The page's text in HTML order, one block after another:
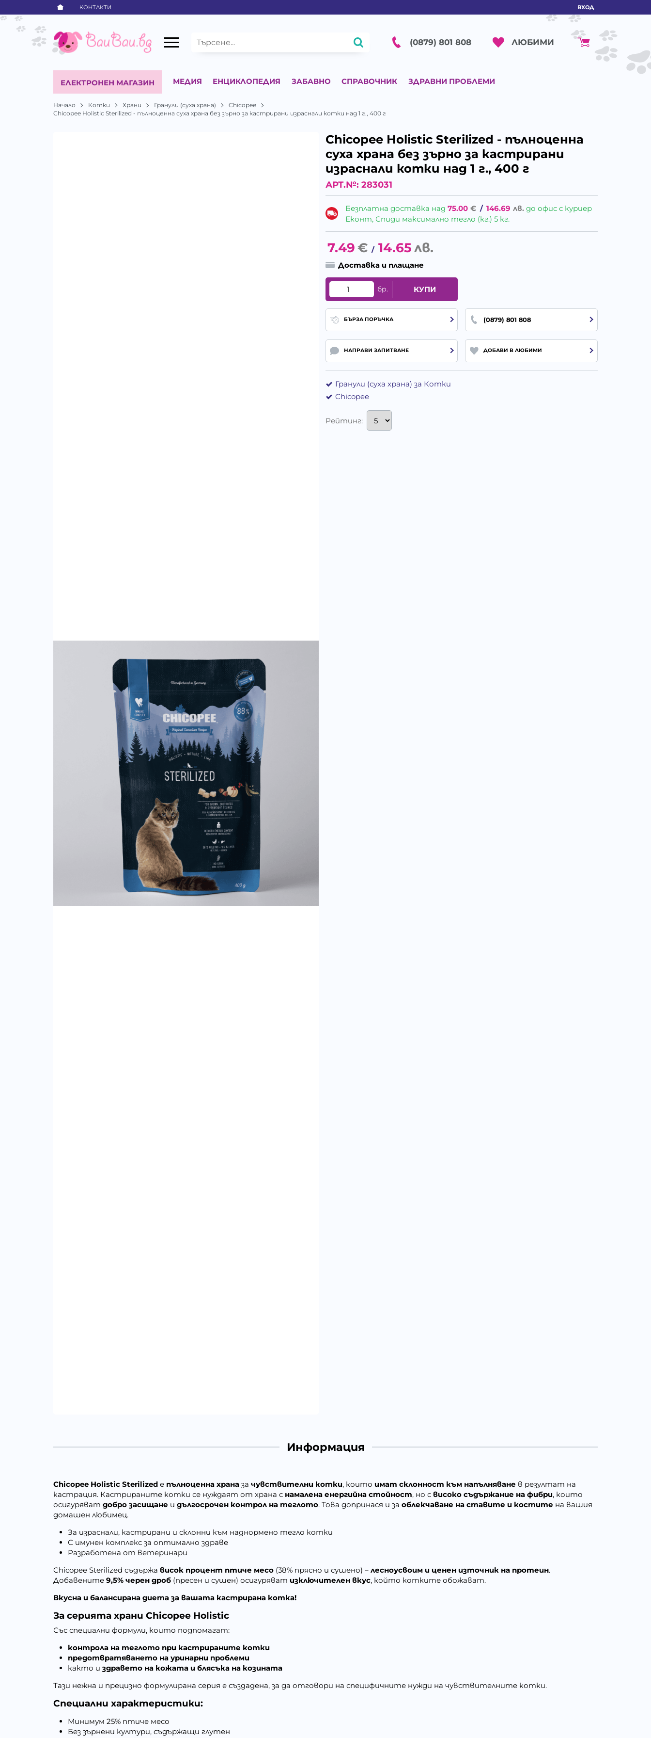
КОНТАКТИ ВХОД
(0879) 801 808 ЛЮБИМИ
ЕЛЕКТРОНЕН МАГАЗИН МЕДИЯ ЕНЦИКЛОПЕДИЯ ЗАБАВНО СПРАВОЧНИК ЗДРАВНИ ПРОБЛЕМИ
Начало Котки Храни Гранули (суха храна)
Chicopee
Chicopee Holistic Sterilized - пълноценна суха храна без зърно за кастрирани израснали котки над 1 г., 400 г
Chicopee Holistic Sterilized - пълноценна
суха храна без зърно за кастрирани
израснали котки над 1 г., 400 г
АРТ.№: 283031
Безплатна доставка над75.00 € / 146.69 лв. до офис с куриер
Еконт, Спиди максимално тегло (кг.) 5 кг.
7.49€ / 14.65лв.
Доставка и плащане
бр. КУПИ
БЪРЗА ПОРЪЧКА (0879) 801 808
НАПРАВИ ЗАПИТВАНЕ ДОБАВИ В ЛЮБИМИ
Гранули (суха храна) за Котки
Chicopee
Рейтинг:
Информация
Chicopee Holistic Sterilized е пълноценна храна зачувствителни котки, коитоимат склонност към напълняване в резултат на
кастрация. Кастрираните котки се нуждаят от храна с намалена енергийна стойност, но свисоко съдържание на фибри, които
осигуряватдобро засищане идългосрочен контрол на теглото. Това допринася и заоблекчаване на ставите и костите на вашия
домашен любимец.
За израснали, кастрирани и склонни към наднормено тегло котки
С имунен комплекс за оптимално здраве
Разработена от ветеринари
Chicopee Sterilized съдържависок процент птиче месо (38% прясно и сушено) –лесноусвоим и ценен източник на протеин.
Добавените9,5% черен дроб (пресен и сушен) осигуряватизключителен вкус, който котките обожават.
Вкусна и балансирана диета за вашата кастрирана котка!
За серията храни Chicopee Holistic
Със специални формули, които подпомагат:
контрола на теглото при кастрираните котки
предотвратяването на уринарни проблеми
както издравето на кожата и блясъка на козината
Тази нежна и прецизно формулирана серия е създадена, за да отговори на специфичните нужди на чувствителните котки.
Специални характеристики:
Минимум25% птиче месо
Без зърнени култури, съдържащи глутен